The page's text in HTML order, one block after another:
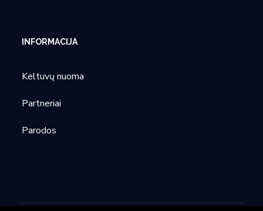
INFORMACIJA
Keltuvų nuoma
Partneriai
Parodos